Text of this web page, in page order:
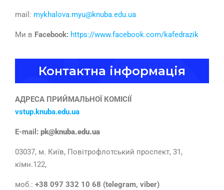
mail: mykhalova.myu@knuba.edu.ua
Ми в Facebook: https://www.facebook.com/kafedrazik
Контактна інформація
АДРЕСА ПРИЙМАЛЬНОЇ КОМІСІЇ
vstup.knuba.edu.ua
E-mail: pk@knuba.edu.ua
03037, м. Київ, Повітрофлотський проспект, 31,
кімн.122,
моб.: +38 097 332 10 68 (telegram, viber)